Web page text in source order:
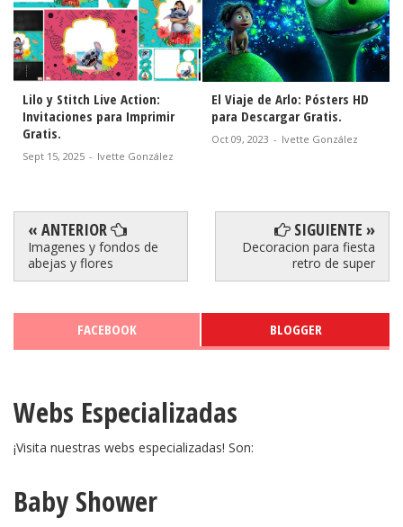
Lilo y Stitch Live Action:
Invitaciones para Imprimir
Gratis.
Sept 15, 2025 - Ivette González
El Viaje de Arlo: Pósters HD
para Descargar Gratis.
Oct 09, 2023 - Ivette González
« ANTERIOR
Imagenes y fondos de
abejas y flores
SIGUIENTE »
Decoracion para fiesta
retro de super
FACEBOOK BLOGGER
Webs Especializadas
¡Visita nuestras webs especializadas! Son:
Baby Shower